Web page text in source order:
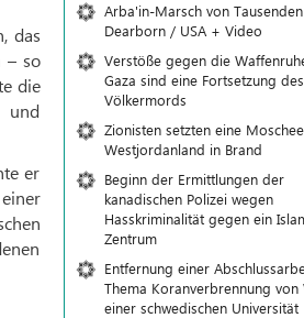
das
– so
die
und
er
Arba'in-Marsch von
Dearborn / USA + Video
Verstöße gegen die
Gaza sind eine Fortsetzung des
Völkermords
Zionisten setzten eine
Westjordanland in Brand
Beginn der Ermittlungen der
kanadischen Polizei wegen
Hasskriminalität gegen ein
Zentrum
Entfernung einer
Thema Koranverbrennung von
einer schwedischen Universität